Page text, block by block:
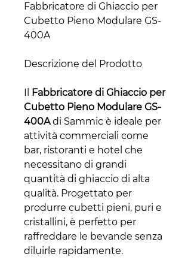
Fabbricatore di Ghiaccio per
Cubetto Pieno Modulare GS-
400A
Descrizione del Prodotto
Il
Fabbricatore di Ghiaccio per
Cubetto Pieno Modulare GS-
400Adi Sammic è ideale per
attività commerciali come
bar, ristoranti e hotel che
necessitano di grandi
quantità di ghiaccio di alta
qualità. Progettato per
produrre cubetti pieni, puri e
cristallini, è perfetto per
raffreddare le bevande senza
diluirle rapidamente.